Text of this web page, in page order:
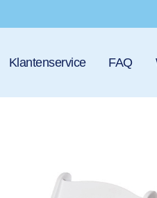
Klantenservice FAQ